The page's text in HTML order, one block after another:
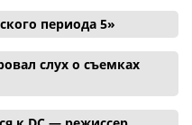
периода 5»
слух о съемках